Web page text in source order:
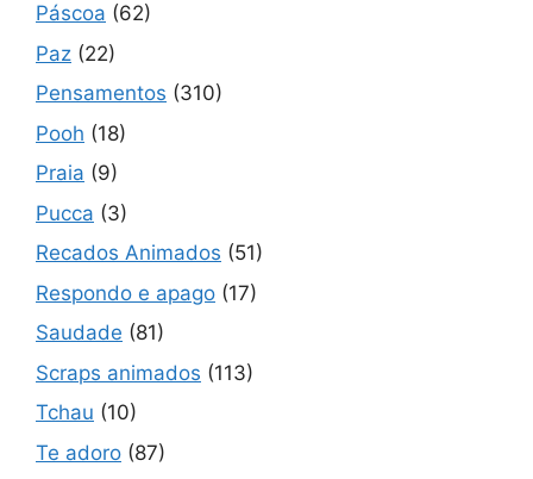
Páscoa (62)
Paz (22)
Pensamentos (310)
Pooh (18)
Praia (9)
Pucca (3)
Recados Animados (51)
Respondo e apago (17)
Saudade (81)
Scraps animados (113)
Tchau (10)
Te adoro (87)